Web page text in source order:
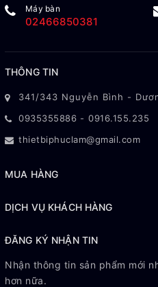
Máy bàn
02466850381
THÔNG TIN
341/343 Nguyễn Bình -
0935355886 - 0916.155.235
thietbiphuclam@gmail.com
MUA HÀNG
DỊCH VỤ KHÁCH HÀNG
ĐĂNG KÝ NHẬN TIN
Nhận thông tin sản phẩm mới
hơn nữa.